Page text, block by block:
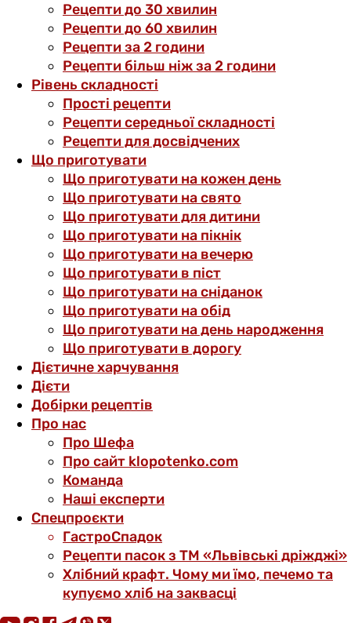
Рецепти до 30 хвилин
Рецепти до 60 хвилин
Рецепти за 2 години
Рецепти більш ніж за 2 години
Рівень складності
Прості рецепти
Рецепти середньої складності
Рецепти для досвідчених
Що приготувати
Що приготувати на кожен день
Що приготувати на свято
Що приготувати для дитини
Що приготувати на пікнік
Що приготувати на вечерю
Що приготувати в піст
Що приготувати на сніданок
Що приготувати на обід
Що приготувати на день народження
Що приготувати в дорогу
Дієтичне харчування
Дієти
Добірки рецептів
Про нас
Про Шефа
Про сайт klopotenko.com
Команда
Наші експерти
Спецпроєкти
ГастроСпадок
Рецепти пасок з ТМ «Львівські дріжджі»
Хлібний крафт. Чому ми їмо, печемо та
купуємо хліб на заквасці